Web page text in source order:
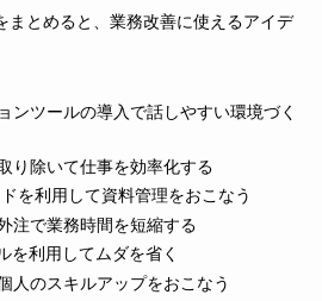
まとめると、業務改善に使えるアイデ
ンツールの導入で話しやすい環境づく
り除いて仕事を効率化する
を利用して資料管理をおこなう
注で業務時間を短縮する
を利用してムダを省く
人のスキルアップをおこなう